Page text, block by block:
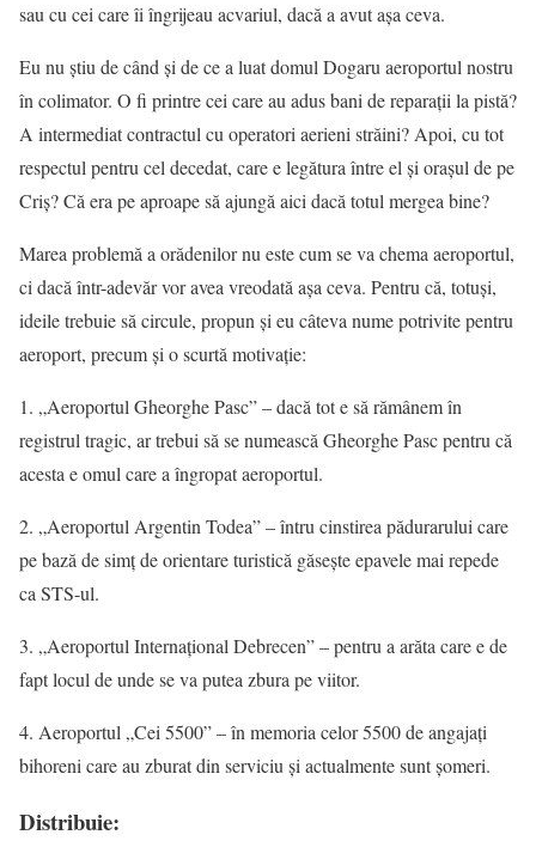
sau cu cei care îi îngrijeau acvariul, dacă a avut aşa ceva.
Eu nu ştiu de când şi de ce a luat domul Dogaru aeroportul nostru
în colimator. O fi printre cei care au adus bani de reparaţii la pistă?
A intermediat contractul cu operatori aerieni străini? Apoi, cu tot
respectul pentru cel decedat, care e legătura între el şi oraşul de pe
Criş? Că era pe aproape să ajungă aici dacă totul mergea bine?
Marea problemă a orădenilor nu este cum se va chema aeroportul,
ci dacă într-adevăr vor avea vreodată aşa ceva. Pentru că, totuşi,
ideile trebuie să circule, propun şi eu câteva nume potrivite pentru
aeroport, precum şi o scurtă motivaţie:
1. „Aeroportul Gheorghe Pasc” – dacă tot e să rămânem în
registrul tragic, ar trebui să se numească Gheorghe Pasc pentru că
acesta e omul care a îngropat aeroportul.
2. „Aeroportul Argentin Todea” – întru cinstirea pădurarului care
pe bază de simţ de orientare turistică găseşte epavele mai repede
ca STS-ul.
3. „Aeroportul Internaţional Debrecen” – pentru a arăta care e de
fapt locul de unde se va putea zbura pe viitor.
4. Aeroportul „Cei 5500” – în memoria celor 5500 de angajaţi
bihoreni care au zburat din serviciu şi actualmente sunt şomeri.
Distribuie: